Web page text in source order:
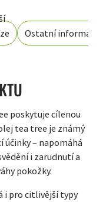
Ostatní informace
poskytuje cílenou
tea tree je známý
– napomáhá
i zarudnutí a
pokožky.
i pro citlivější typy